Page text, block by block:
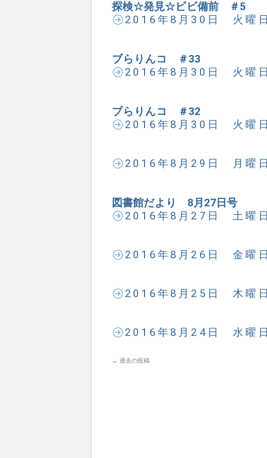
探検☆発見☆ビビ備前 ＃5
2016年8月30日 火曜日
ブらりんコ ＃33
2016年8月30日 火曜日
ブらりんコ ＃32
2016年8月30日 火曜日
2016年8月29日 月曜日
図書館だより 8月27日号
2016年8月27日 土曜日
2016年8月26日 金曜日
2016年8月25日 木曜日
2016年8月24日 水曜日
← 過去の投稿